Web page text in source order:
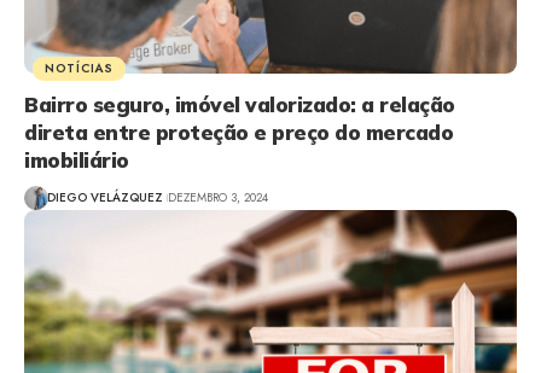
NOTÍCIAS
Bairro seguro, imóvel valorizado: a relação
direta entre proteção e preço do mercado
imobiliário
DIEGO VELÁZQUEZ DEZEMBRO 3, 2024